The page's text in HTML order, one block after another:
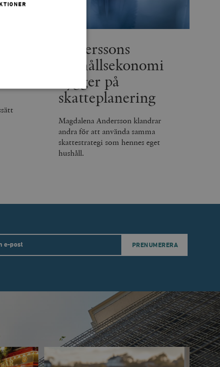
Anderssons
hushållsekonomi
bygger på
skatteplanering
Magdalena Andersson klandrar
andra för att använda samma
skattestrategi som hennes eget
hushåll.
inte användas ordentligt
innehåll / data
människor och bots.
att göra giltiga
början av
Den innehåller
människor och bots.
att göra giltiga